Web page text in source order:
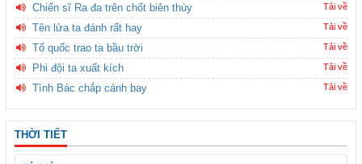
Chiến sĩ Ra đa trên chốt biên thùy Tải về
Tên lửa ta đánh rất hay Tải về
Tổ quốc trao ta bầu trời Tải về
Phi đội ta xuất kích Tải về
Tình Bác chắp cánh bay Tải về
THỜI TIẾT